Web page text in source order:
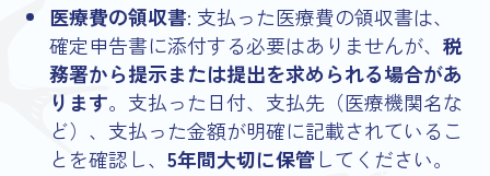
医療費の領収書: 支払った医療費の領収書は、
確定申告書に添付する必要はありませんが、 税
務署から提示または提出を求められる場合があ
ります。支払った日付、支払先（医療機関名な
ど）、支払った金額が明確に記載されているこ
とを確認し、 5年間大切に保管してください。